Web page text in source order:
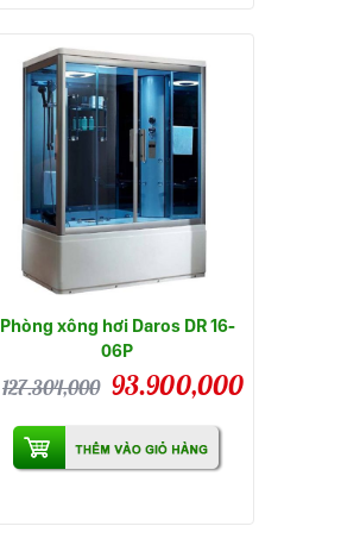
Phòng xông hơi Daros DR 16-
06P
127.304,000 93.900,000